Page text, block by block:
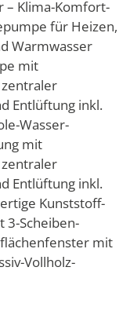
– Klima-Komfort-
für Heizen,
Warmwasser
mit
Entlüftung inkl.
Wasser-
mit
Entlüftung inkl.
Kunststoff-
3-Scheiben-
mit
Vollholz-